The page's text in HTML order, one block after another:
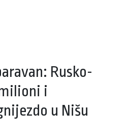
Rusko-
i
u Nišu